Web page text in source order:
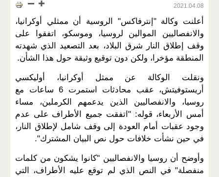
2021.04.08
أعلنت وكالة "إنترفاكس" الروسية أن ممثلي أوكرانيا،
والانفصاليين الموالين لروسيا، وموسكو، اتفقوا على
وقف إطلاق النار شرق البلاد، بعد التصعيد الذي شهدته
المنطقة مؤخرا، ولكن دون توقيع وثيقة حول هذا الشأن.
ونقلت الوكالة عن ممثل أوكرانيا، أوليكسي
أريستوفيتش، عقب محادثات استمرت 6 ساعات مع
روسيا، والانفصاليين الذين يدعمهم الكرملين، مساء
أمس الأربعاء، قوله: "اتفقت جميع الأطراف على عدم
وجود عقبات أمام العودة إلى وقف شامل لإطلاق النار،
في حين نشأت خلافات حول نص البيان المشترك".
وأوضح أن روسيا والانفصاليين "كانوا يشكون من كلمات
منفصلة" في النص الذي لم توقع عليه الأطراف، التي